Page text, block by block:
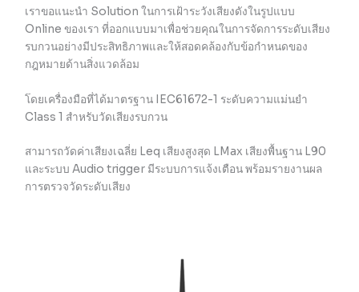
เราขอแนะนำ Solution ในการเฝ้าระวังเสียงดังในรูปแบบ
Online ของเรา ที่ออกแบบมาเพื่อช่วยคุณในการจัดการระดับเสียง
รบกวนอย่างมีประสิทธิภาพและให้สอดคล้องกับข้อกำหนดของ
กฎหมายด้านสิ่งแวดล้อม
โดยเครื่องมือที่ได้มาตรฐาน IEC61672-1 ระดับความแม่นยำ
Class 1 สำหรับวัดเสียงรบกวน
สามารถวัดค่าเสียงเฉลี่ย Leq เสียงสูงสุด LMax เสียงพื้นฐาน L90
และระบบ Audio trigger มีระบบการแจ้งเตือน พร้อมรายงานผล
การตรวจวัดระดับเสียง